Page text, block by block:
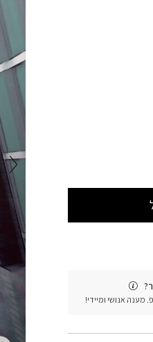
מענה אנושי ומיידי!